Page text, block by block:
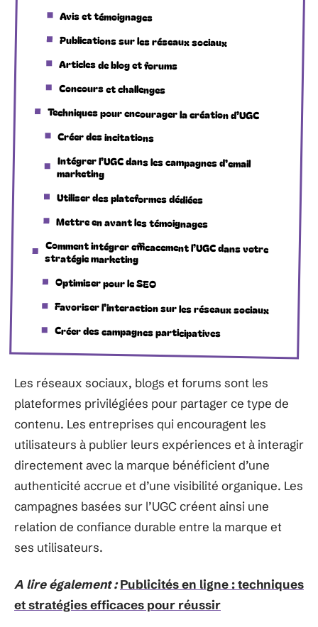
Avis et témoignages
Publications sur les réseaux sociaux
Articles de blog et forums
Concours et challenges
Techniques pour encourager la création d’UGC
Créer des incitations
Intégrer l’UGC dans les campagnes d’email
marketing
Utiliser des plateformes dédiées
Mettre en avant les témoignages
Comment intégrer efficacement l’UGC dans votre
stratégie marketing
Optimiser pour le SEO
Favoriser l’interaction sur les réseaux sociaux
Créer des campagnes participatives
Les réseaux sociaux, blogs et forums sont les
plateformes privilégiées pour partager ce type de
contenu. Les entreprises qui encouragent les
utilisateurs à publier leurs expériences et à interagir
directement avec la marque bénéficient d’une
authenticité accrue et d’une visibilité organique. Les
campagnes basées sur l’UGC créent ainsi une
relation de confiance durable entre la marque et
ses utilisateurs.
A lire également : Publicités en ligne : techniques
et stratégies efficaces pour réussir